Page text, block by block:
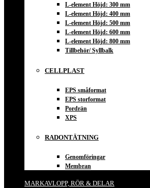
L-element Höjd: 300 mm
L-element Höjd: 400 mm
L-element Höjd: 500 mm
L-element Höjd: 600 mm
L-element Höjd: 800 mm
Tillbehör/ Syllbalk
CELLPLAST
EPS småformat
EPS storformat
Pordrän
XPS
RADONTÄTNING
Genomföringar
Membran
MARKAVLOPP, RÖR & DELAR